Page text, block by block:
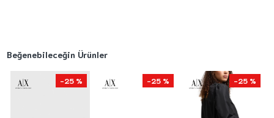
Beğenebileceğin Ürünler
-25 % -25 % -25 %